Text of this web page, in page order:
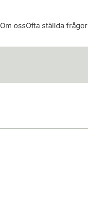
Om ossOfta ställda frågor